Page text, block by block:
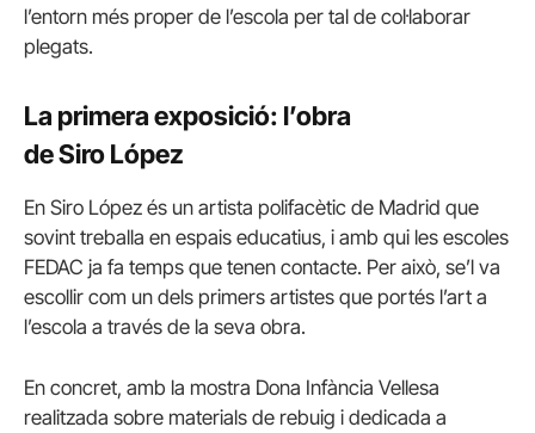
l’entorn més proper de l’escola per tal de col·laborar
plegats.
La primera exposició: l’obra
deSiroLópez
En Siro López és un artista polifacètic de Madrid que
sovint treballa en espais educatius, i amb qui les escoles
FEDAC ja fa temps que tenen contacte. Per això, se’l va
escollir com un dels primers artistes que portés l’art a
l’escola a través de la seva obra.
En concret, amb la mostra Dona Infància Vellesa
realitzada sobre materials de rebuig i dedicada a